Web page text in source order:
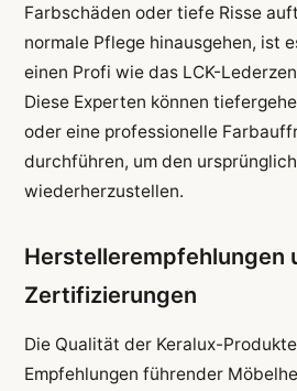
Farbschäden oder tiefe Risse
normale Pflege hinausgehen, ist
einen Profi wie das LCK-
Diese Experten können
oder eine professionelle
durchführen, um den
wiederherzustellen.
Herstellerempfehlungen
Zertifizierungen
Die Qualität der Keralux-
Empfehlungen führender